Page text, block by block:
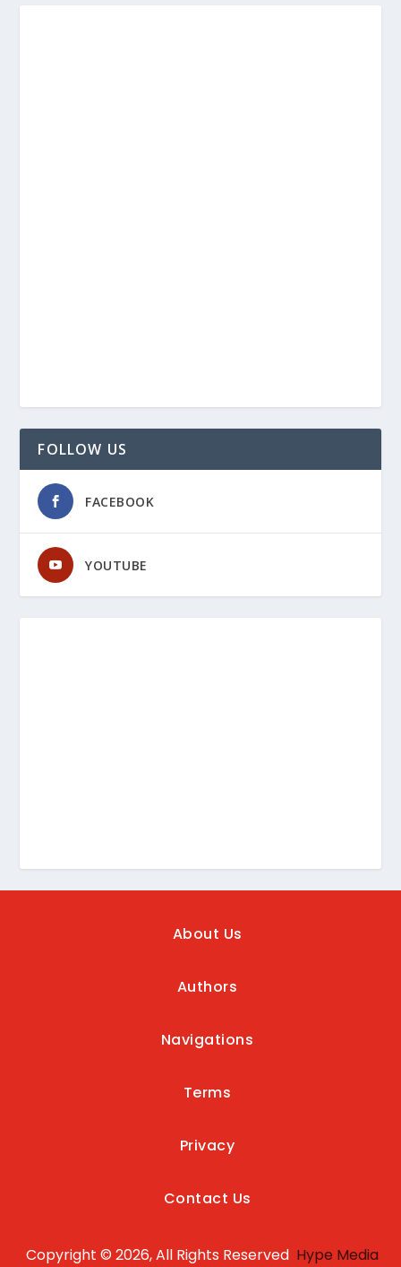
FOLLOW US
FACEBOOK
YOUTUBE
About Us
Authors
Navigations
Terms
Privacy
Contact Us
Copyright © 2026, All Rights Reserved Hype Media